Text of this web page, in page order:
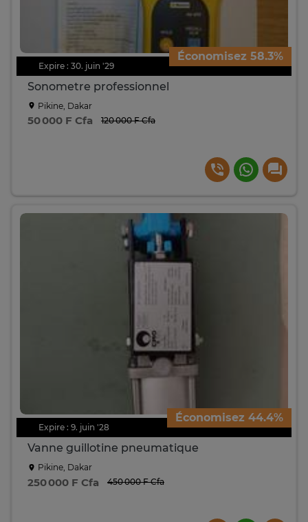
Expire : 30. juin '29
Économisez 58.3%
Sonometre professionnel
Pikine, Dakar
50 000 F Cfa 120 000 F Cfa
Expire : 9. juin '28
Économisez 44.4%
Vanne guillotine pneumatique
Pikine, Dakar
250 000 F Cfa 450 000 F Cfa